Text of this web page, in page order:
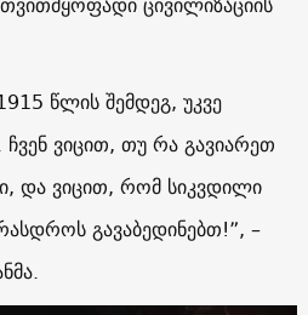
წლის შემდეგ, უკვე
ჩვენ ვიცით, თუ რა გავიარეთ
და ვიცით, რომ სიკვდილი
გავაბედინებთ!”, –